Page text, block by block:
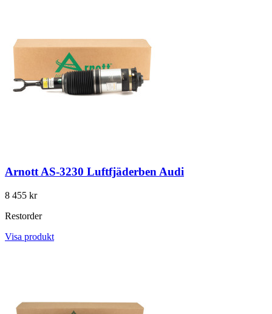
Arnott AS-3230 Luftfjäderben Audi
8 455 kr
Restorder
Visa produkt